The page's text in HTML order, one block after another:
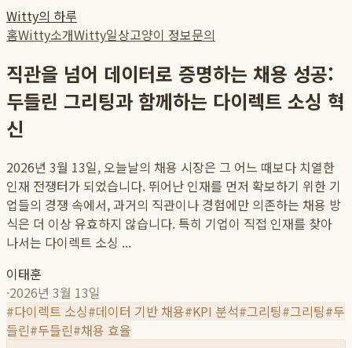
Witty의 하루
홈Witty소개Witty일상고양이 정보문의
직관을 넘어 데이터로 증명하는 채용 성공:
두들린 그리팅과 함께하는 다이렉트 소싱 혁
신
2026년 3월 13일, 오늘날의 채용 시장은 그 어느 때보다 치열한
인재 전쟁터가 되었습니다. 뛰어난 인재를 먼저 확보하기 위한 기
업들의 경쟁 속에서, 과거의 직관이나 경험에만 의존하는 채용 방
식은 더 이상 유효하지 않습니다. 특히 기업이 직접 인재를 찾아
나서는 다이렉트 소싱 ...
이태훈
·2026년 3월 13일
#다이렉트 소싱#데이터 기반 채용#KPI 분석#그리팅#그리팅#두
들린#두들린#채용 효율